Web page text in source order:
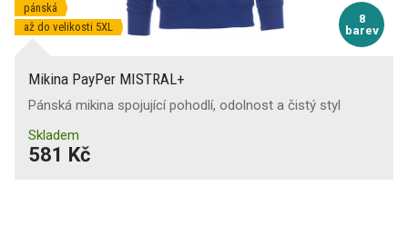
8
barev
pánská
až do velikosti 5XL
Mikina PayPer MISTRAL+
Pánská mikina spojující pohodlí, odolnost a čistý styl
Skladem
581 Kč